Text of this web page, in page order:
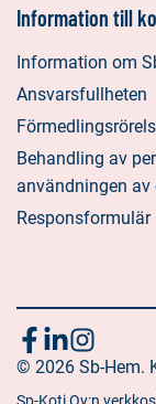
Information till
Information om
Ansvarsfullheten
Behandling av
användningen av
Responsformulär
Följ
oss
Sociala
media:
facebook
Sociala
media:
linkedin
Sociala
media:
instagram
© 2026 Sb-Hem.